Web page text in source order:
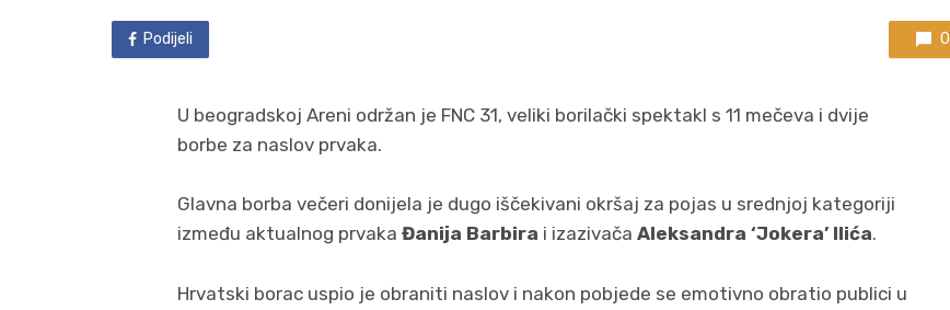
Podijeli 0
U beogradskoj Areni održan je FNC 31, veliki borilački spektakl s 11 mečeva i dvije
borbe za naslov prvaka.
Glavna borba večeri donijela je dugo iščekivani okršaj za pojas u srednjoj kategoriji
između aktualnog prvaka Đanija Barbira i izazivača Aleksandra ‘Jokera’ Ilića.
Hrvatski borac uspio je obraniti naslov i nakon pobjede se emotivno obratio publici u